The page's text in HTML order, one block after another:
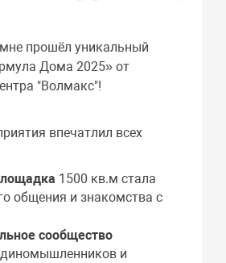
прошёл уникальный
Дома 2025» от
"Волмакс"!
впечатлил всех
1500 кв.м стала
общения и знакомства с
сообщество
и